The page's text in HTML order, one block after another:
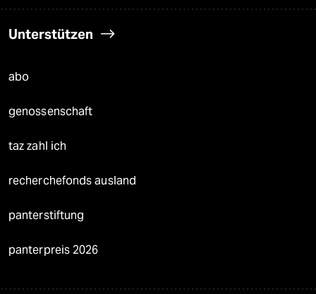
Unterstützen
abo
genossenschaft
taz zahl ich
recherchefonds ausland
panterstiftung
panterpreis 2026